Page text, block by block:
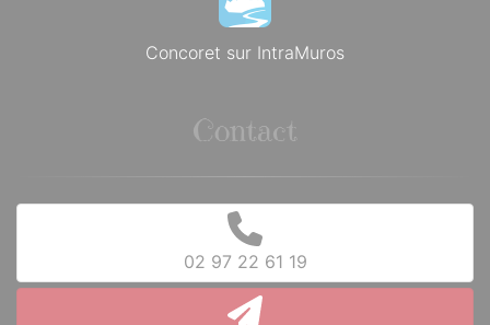
Concoret sur IntraMuros
Contact
02 97 22 61 19